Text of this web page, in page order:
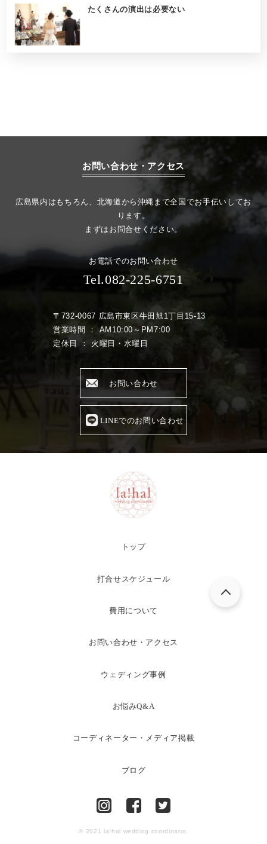
たくさんの演出は必要ない
お問い合わせ・アクセス
広島県内はもちろん、北海道から沖縄まで全国でお手伝いしてお
ります。
まずはお問合せください。
お電話でのお問い合わせ
Tel.082-225-6751
〒732-0067 広島市東区牛田旭1丁目15-13
営業時間 ： AM10:00～PM7:00
定休日 ： 火曜日・水曜日
お問い合わせ
LINEでのお問い合わせ
トップ
打合せスケジュール
費用について
お問い合わせ・アクセス
ウェディング事例
お悩みQ&A
コーディネーター・メディア掲載
ブログ
© 2021 la!hal wedding coordinator.